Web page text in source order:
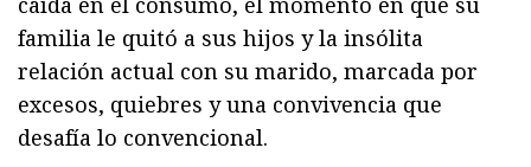
familia le quitó a sus hijos y la insólita
relación actual con su marido, marcada por
excesos, quiebres y una convivencia que
desafía lo convencional.